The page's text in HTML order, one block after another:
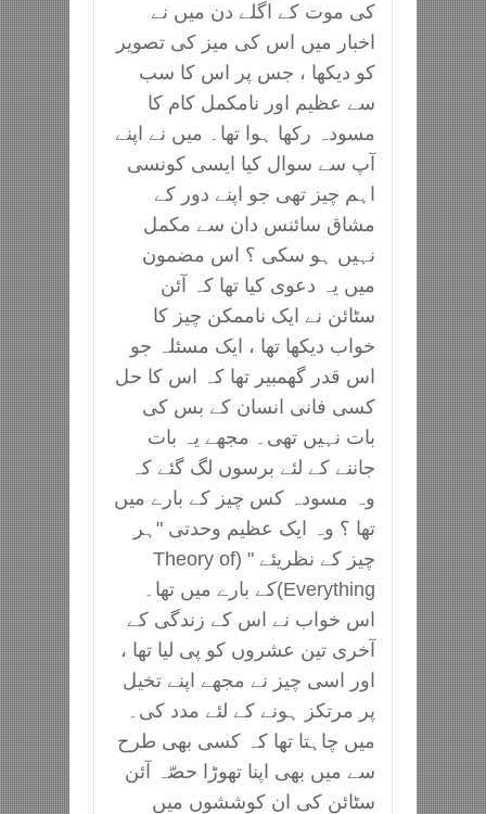
کی موت کے اگلے دن میں نے
اخبار میں اس کی میز کی تصویر
کو دیکھا ، جس پر اس کا سب
سے عظیم اور نامکمل کام کا
مسودہ رکھا ہوا تھا۔ میں نے اپنے
آپ سے سوال کیا ایسی کونسی
اہم چیز تھی جو اپنے دور کے
مشاق سائنس دان سے مکمل
نہیں ہو سکی ؟ اس مضمون
میں یہ دعوی کیا تھا کہ آئن
سٹائن نے ایک ناممکن چیز کا
خواب دیکھا تھا ، ایک مسئلہ جو
اس قدر گھمبیر تھا کہ اس کا حل
کسی فانی انسان کے بس کی
بات نہیں تھی۔ مجھے یہ بات
جاننے کے لئے برسوں لگ گئے کہ
وہ مسودہ کس چیز کے بارے میں
تھا ؟ وہ ایک عظیم وحدتی "ہر
چیز کے نظریئے " (Theory of
Everything)کے بارے میں تھا۔
اس خواب نے اس کے زندگی کے
آخری تین عشروں کو پی لیا تھا ،
اور اسی چیز نے مجھے اپنے تخیل
پر مرتکز ہونے کے لئے مدد کی۔
میں چاہتا تھا کہ کسی بھی طرح
سے میں بھی اپنا تھوڑا حصّہ آئن
سٹائن کی ان کوششوں میں